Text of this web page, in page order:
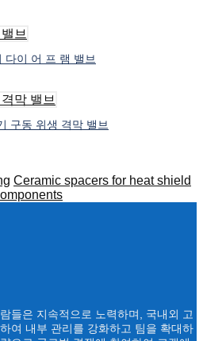
다이 어 프 램 밸브
구동 위생 격막 밸브
Ceramic spacers for heat shield
들은 지속적으로 노력하며, 국내외 고
여 내부 관리를 강화하고 팀을 확대하